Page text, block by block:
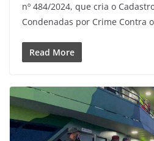
nº 484/2024, que cria o
Condenadas por Crime Contra
Read More